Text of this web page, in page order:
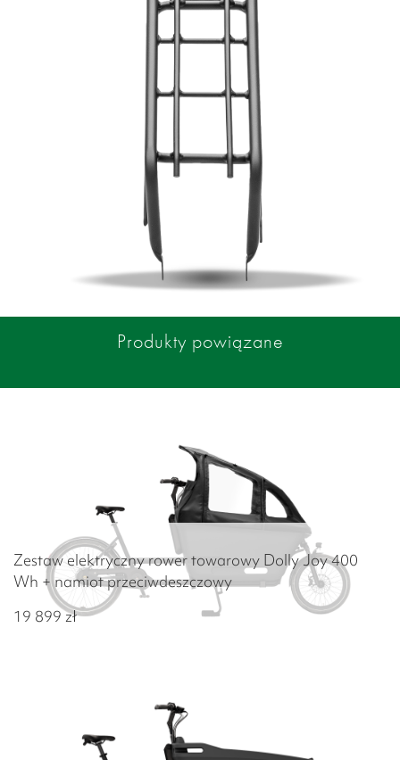
Produkty powiązane
Zestaw elektryczny rower towarowy Dolly Joy 400
Wh + namiot przeciwdeszczowy
19 899zł